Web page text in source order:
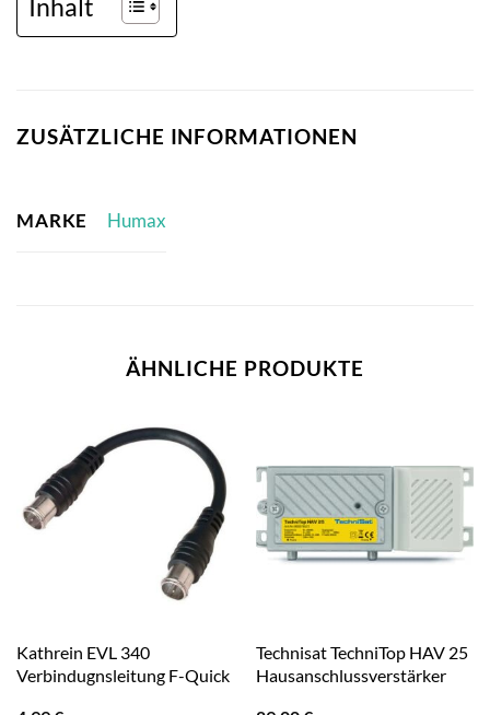
Inhalt
ZUSÄTZLICHE INFORMATIONEN
MARKE Humax
ÄHNLICHE PRODUKTE
Kathrein EVL 340
Verbindugnsleitung F-Quick
Technisat TechniTop HAV 25
Hausanschlussverstärker